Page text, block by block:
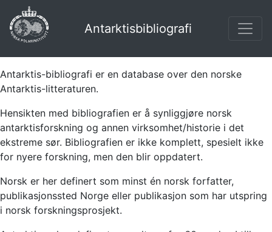
Antarktisbibliografi
Antarktis-bibliografi er en database over den norske
Antarktis-litteraturen.
Hensikten med bibliografien er å synliggjøre norsk
antarktisforskning og annen virksomhet/historie i det
ekstreme sør. Bibliografien er ikke komplett, spesielt ikke
for nyere forskning, men den blir oppdatert.
Norsk er her definert som minst én norsk forfatter,
publikasjonssted Norge eller publikasjon som har utspring
i norsk forskningsprosjekt.